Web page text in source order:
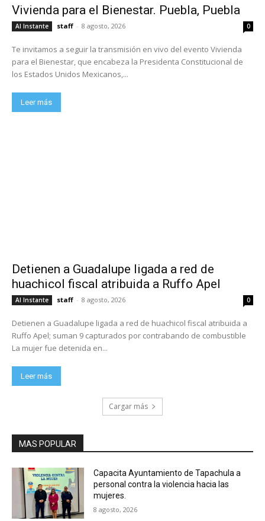
Vivienda para el Bienestar. Puebla, Puebla
Al Instante staff - 8 agosto, 2026 0
Te invitamos a seguir la transmisión en vivo del evento Vivienda
para el Bienestar, que encabeza la Presidenta Constitucional de
los Estados Unidos Mexicanos,...
Leer más
Detienen a Guadalupe ligada a red de
huachicol fiscal atribuida a Ruffo Apel
Al Instante staff - 8 agosto, 2026 0
Detienen a Guadalupe ligada a red de huachicol fiscal atribuida a
Ruffo Apel; suman 9 capturados por contrabando de combustible
La mujer fue detenida en...
Leer más
Cargar más
MAS POPULAR
Capacita Ayuntamiento de Tapachula a
personal contra la violencia hacia las
mujeres.
8 agosto, 2026